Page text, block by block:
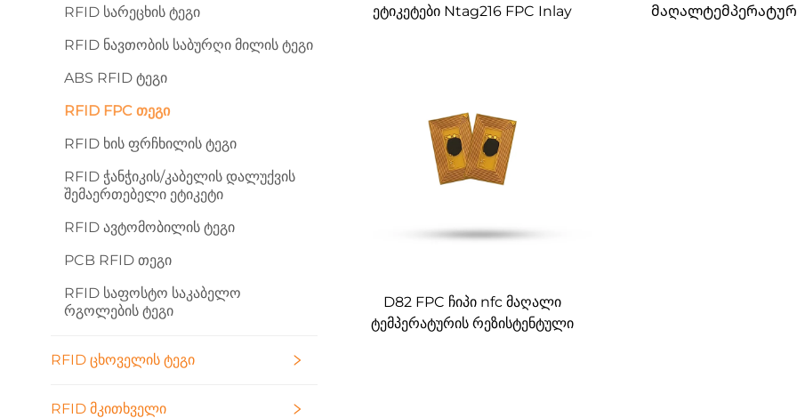
RFID Სარეცხის Ტეგი
RFID Ნავთობის Საბურღი Მილის Ტეგი
ABS RFID Ტეგი
RFID FPC Თეგი
RFID Ხის Ფრჩხილის Ტეგი
RFID Ჭანჭიკის/კაბელის Დალუქვის
Შემაერთებელი Ეტიკეტი
RFID Ავტომობილის Ტეგი
PCB RFID Თეგი
RFID Საფოსტო Საკაბელო
Რგოლების Ტეგი
RFID Ცხოველის Ტეგი
RFID Მკითხველი
ეტიკეტები Ntag216 FPC Inlay
D82 FPC ჩიპი nfc მაღალი
ტემპერატურის რეზისტენტული